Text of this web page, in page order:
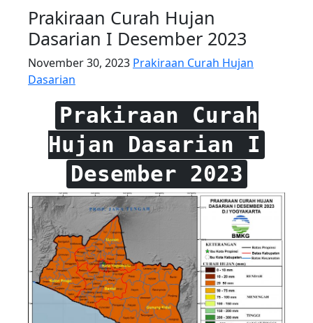
Prakiraan Curah Hujan
Dasarian I Desember 2023
November 30, 2023 Prakiraan Curah Hujan
Dasarian
Prakiraan Curah
Hujan Dasarian I
Desember 2023